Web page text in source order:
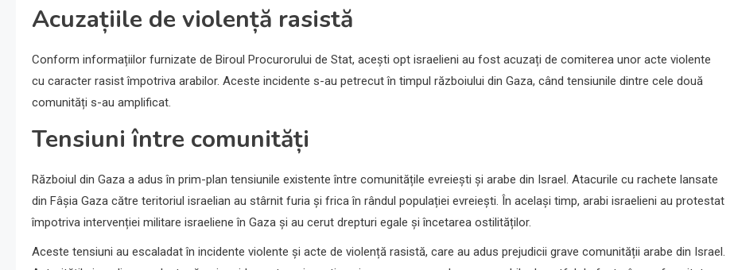
Acuzațiile de violență rasistă
Conform informațiilor furnizate de Biroul Procurorului de Stat, acești opt israelieni au fost acuzați de comiterea unor acte violente
cu caracter rasist împotriva arabilor. Aceste incidente s-au petrecut în timpul războiului din Gaza, când tensiunile dintre cele două
comunități s-au amplificat.
Tensiuni între comunități
Războiul din Gaza a adus în prim-plan tensiunile existente între comunitățile evreiești și arabe din Israel. Atacurile cu rachete lansate
din Fâșia Gaza către teritoriul israelian au stârnit furia și frica în rândul populației evreiești. În același timp, arabi israelieni au protestat
împotriva intervenției militare israeliene în Gaza și au cerut drepturi egale și încetarea ostilităților.
Aceste tensiuni au escaladat în incidente violente și acte de violență rasistă, care au adus prejudicii grave comunității arabe din Israel.